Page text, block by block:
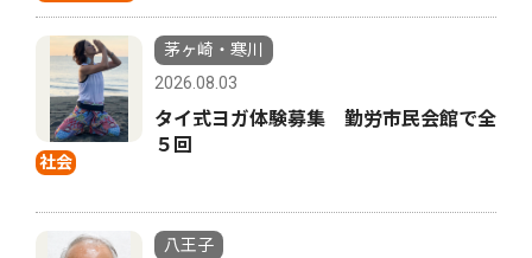
社会
茅ヶ崎・寒川
2026.08.03
タイ式ヨガ体験募集 勤労市民会館で全
５回
八王子